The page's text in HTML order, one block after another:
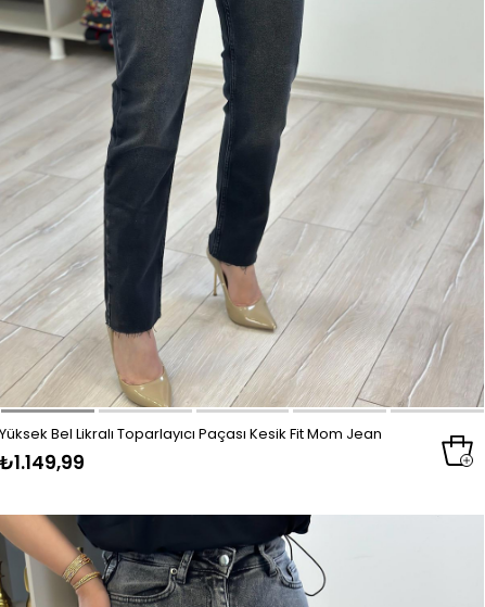
Yüksek Bel Likralı Toparlayıcı Paçası Kesik Fit Mom Jean
FÜME
₺1.149,99